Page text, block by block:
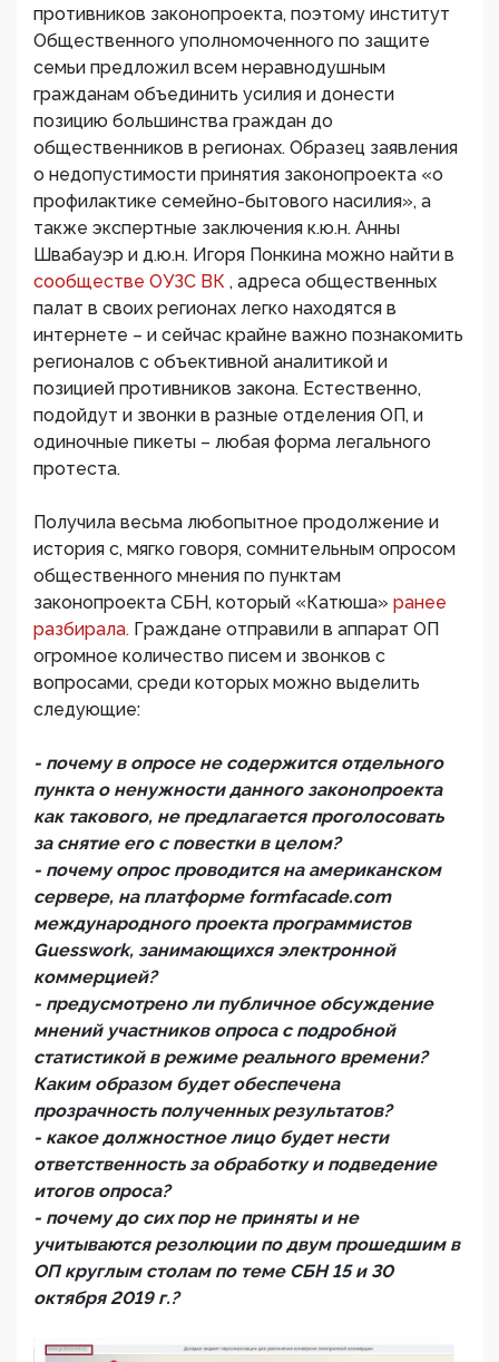
противников законопроекта, поэтому институт
Общественного уполномоченного по защите
семьи предложил всем неравнодушным
гражданам объединить усилия и донести
позицию большинства граждан до
общественников в регионах. Образец заявления
о недопустимости принятия законопроекта «о
профилактике семейно-бытового насилия», а
также экспертные заключения к.ю.н. Анны
Швабауэр и д.ю.н. Игоря Понкина можно найти в
сообществе ОУЗС ВК , адреса общественных
палат в своих регионах легко находятся в
интернете – и сейчас крайне важно познакомить
регионалов с объективной аналитикой и
позицией противников закона. Естественно,
подойдут и звонки в разные отделения ОП, и
одиночные пикеты – любая форма легального
протеста.
Получила весьма любопытное продолжение и
история с, мягко говоря, сомнительным опросом
общественного мнения по пунктам
законопроекта СБН, который «Катюша» ранее
разбирала. Граждане отправили в аппарат ОП
огромное количество писем и звонков с
вопросами, среди которых можно выделить
следующие:
- почему в опросе не содержится отдельного
пункта о ненужности данного законопроекта
как такового, не предлагается проголосовать
за снятие его с повестки в целом?
- почему опрос проводится на американском
сервере, на платформе formfacade.com
международного проекта программистов
Guesswork, занимающихся электронной
коммерцией?
- предусмотрено ли публичное обсуждение
мнений участников опроса с подробной
статистикой в режиме реального времени?
Каким образом будет обеспечена
прозрачность полученных результатов?
- какое должностное лицо будет нести
ответственность за обработку и подведение
итогов опроса?
- почему до сих пор не приняты и не
учитываются резолюции по двум прошедшим в
ОП круглым столам по теме СБН 15 и 30
октября 2019 г.?